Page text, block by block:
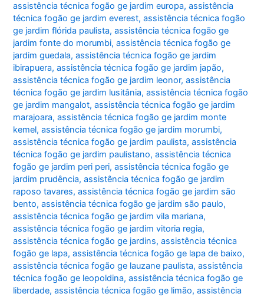
assistência técnica fogão ge jardim europa,assistência
técnica fogão ge jardim everest,assistência técnica fogão
ge jardim flórida paulista,assistência técnica fogão ge
jardim fonte do morumbi,assistência técnica fogão ge
jardim guedala,assistência técnica fogão ge jardim
ibirapuera,assistência técnica fogão ge jardim japão,
assistência técnica fogão ge jardim leonor,assistência
técnica fogão ge jardim lusitânia,assistência técnica fogão
ge jardim mangalot,assistência técnica fogão ge jardim
marajoara,assistência técnica fogão ge jardim monte
kemel,assistência técnica fogão ge jardim morumbi,
assistência técnica fogão ge jardim paulista,assistência
técnica fogão ge jardim paulistano,assistência técnica
fogão ge jardim peri peri,assistência técnica fogão ge
jardim prudência,assistência técnica fogão ge jardim
raposo tavares,assistência técnica fogão ge jardim são
bento,assistência técnica fogão ge jardim são paulo,
assistência técnica fogão ge jardim vila mariana,
assistência técnica fogão ge jardim vitoria regia,
assistência técnica fogão ge jardins,assistência técnica
fogão ge lapa,assistência técnica fogão ge lapa de baixo,
assistência técnica fogão ge lauzane paulista,assistência
técnica fogão ge leopoldina,assistência técnica fogão ge
liberdade,assistência técnica fogão ge limão,assistência